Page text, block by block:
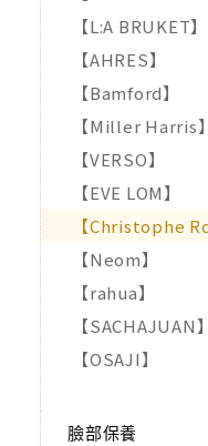
【L:A BRUKET】
【AHRES】
【Bamford】
【Miller Harris】
【VERSO】
【EVE LOM】
【Neom】
【rahua】
【SACHAJUAN】
【OSAJI】
臉部保養